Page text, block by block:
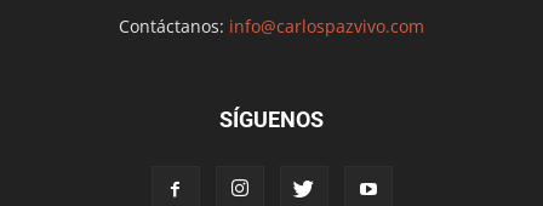
Contáctanos: info@carlospazvivo.com
SÍGUENOS